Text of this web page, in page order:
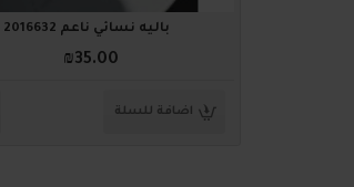
باليه نسائي ناعم 2016632
₪35.00
اضافة للسلة